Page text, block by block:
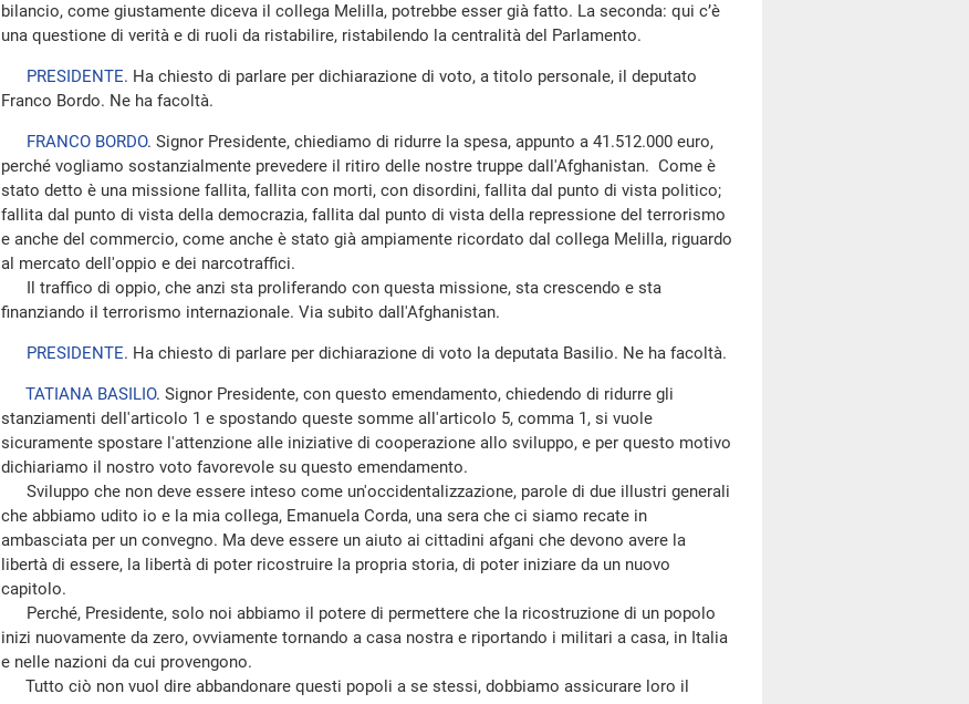
bilancio, come giustamente diceva il collega Melilla, potrebbe esser già fatto. La seconda: qui c’è
una questione di verità e di ruoli da ristabilire, ristabilendo la centralità del Parlamento.
PRESIDENTE. Ha chiesto di parlare per dichiarazione di voto, a titolo personale, il deputato
Franco Bordo. Ne ha facoltà.
FRANCO BORDO. Signor Presidente, chiediamo di ridurre la spesa, appunto a 41.512.000 euro,
perché vogliamo sostanzialmente prevedere il ritiro delle nostre truppe dall'Afghanistan. Come è
stato detto è una missione fallita, fallita con morti, con disordini, fallita dal punto di vista politico;
fallita dal punto di vista della democrazia, fallita dal punto di vista della repressione del terrorismo
e anche del commercio, come anche è stato già ampiamente ricordato dal collega Melilla, riguardo
al mercato dell'oppio e dei narcotraffici.
Il traffico di oppio, che anzi sta proliferando con questa missione, sta crescendo e sta
finanziando il terrorismo internazionale. Via subito dall'Afghanistan.
PRESIDENTE. Ha chiesto di parlare per dichiarazione di voto la deputata Basilio. Ne ha facoltà.
TATIANA BASILIO. Signor Presidente, con questo emendamento, chiedendo di ridurre gli
stanziamenti dell'articolo 1 e spostando queste somme all'articolo 5, comma 1, si vuole
sicuramente spostare l'attenzione alle iniziative di cooperazione allo sviluppo, e per questo motivo
dichiariamo il nostro voto favorevole su questo emendamento.
Sviluppo che non deve essere inteso come un'occidentalizzazione, parole di due illustri generali
che abbiamo udito io e la mia collega, Emanuela Corda, una sera che ci siamo recate in
ambasciata per un convegno. Ma deve essere un aiuto ai cittadini afgani che devono avere la
libertà di essere, la libertà di poter ricostruire la propria storia, di poter iniziare da un nuovo
capitolo.
Perché, Presidente, solo noi abbiamo il potere di permettere che la ricostruzione di un popolo
inizi nuovamente da zero, ovviamente tornando a casa nostra e riportando i militari a casa, in Italia
e nelle nazioni da cui provengono.
Tutto ciò non vuol dire abbandonare questi popoli a se stessi, dobbiamo assicurare loro il